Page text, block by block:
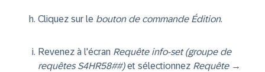
Cliquez sur le bouton de commande Édition.
Revenez à l'écran Requête info-set (groupe de
requêtes S4HR58##)et sélectionnez Requête→